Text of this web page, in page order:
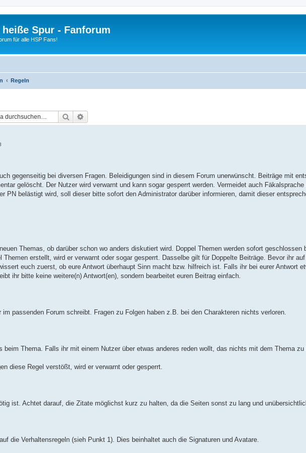
heiße Spur - Fanforum
für alle HSP Fans!
Regeln
Suche
gegenseitig bei diversen Fragen. Beleidigungen sind in diesem Forum unerwünscht. Beiträge mit
gelöscht. Der Nutzer wird verwarnt und kann sogar gesperrt werden. Vermeidet auch Fäkalsprache
PN belästigt wird, soll dieser bitte sofort den Administrator darüber informieren, damit dieser
Themas, ob darüber schon wo anders diskutiert wird. Doppel Themen werden sofort geschlossen
Themen erstellt, wird er verwarnt oder sogar gesperrt. Dasselbe gilt für Doppelte Beiträge. Bevor ihr
euch zuerst, ob eure Antwort überhaupt Sinn macht bzw. hilfreich ist. Falls ihr bei eurer Antwort
ihr bitte keine weitere(n) Antwort(en), sondern bearbeitet euren Beitrag einfach.
passenden Forum schreibt. Fragen zu Folgen haben z.B. bei den Charakteren nichts verloren.
beim Thema. Falls ihr mit einem Nutzer über etwas anderes reden wollt, das nichts mit dem Thema
diese Regel verstößt, wird er verwarnt oder gesperrt.
ist. Achtet darauf, die Zitate möglichst kurz zu halten, da die Seiten sonst zu lang und
die Verhaltensregeln (sieh Punkt 1). Dies beinhaltet auch die Signaturen und Avatare.